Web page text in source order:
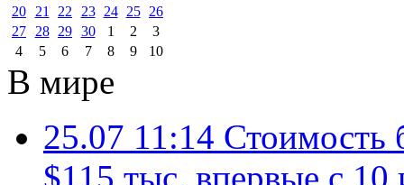
20
21 22 23 24 25
26
27
28 29 30 1 2
3
4
5 6 7 8 9 10
В мире
25.07 11:14 Стоимость
$115 тыс. впервые с 10